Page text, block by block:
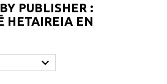
PUBLISHER :
HETAIREIA EN
